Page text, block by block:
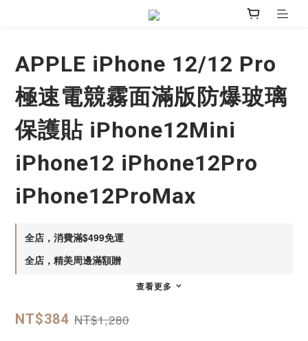
APPLE iPhone 12/12 Pro
極速電競霧面滿版防爆玻璃
保護貼 iPhone12Mini
iPhone12 iPhone12Pro
iPhone12ProMax
全店，消費滿$499免運
全店，精美周邊滿額贈
查看更多
NT$384 NT$1,280